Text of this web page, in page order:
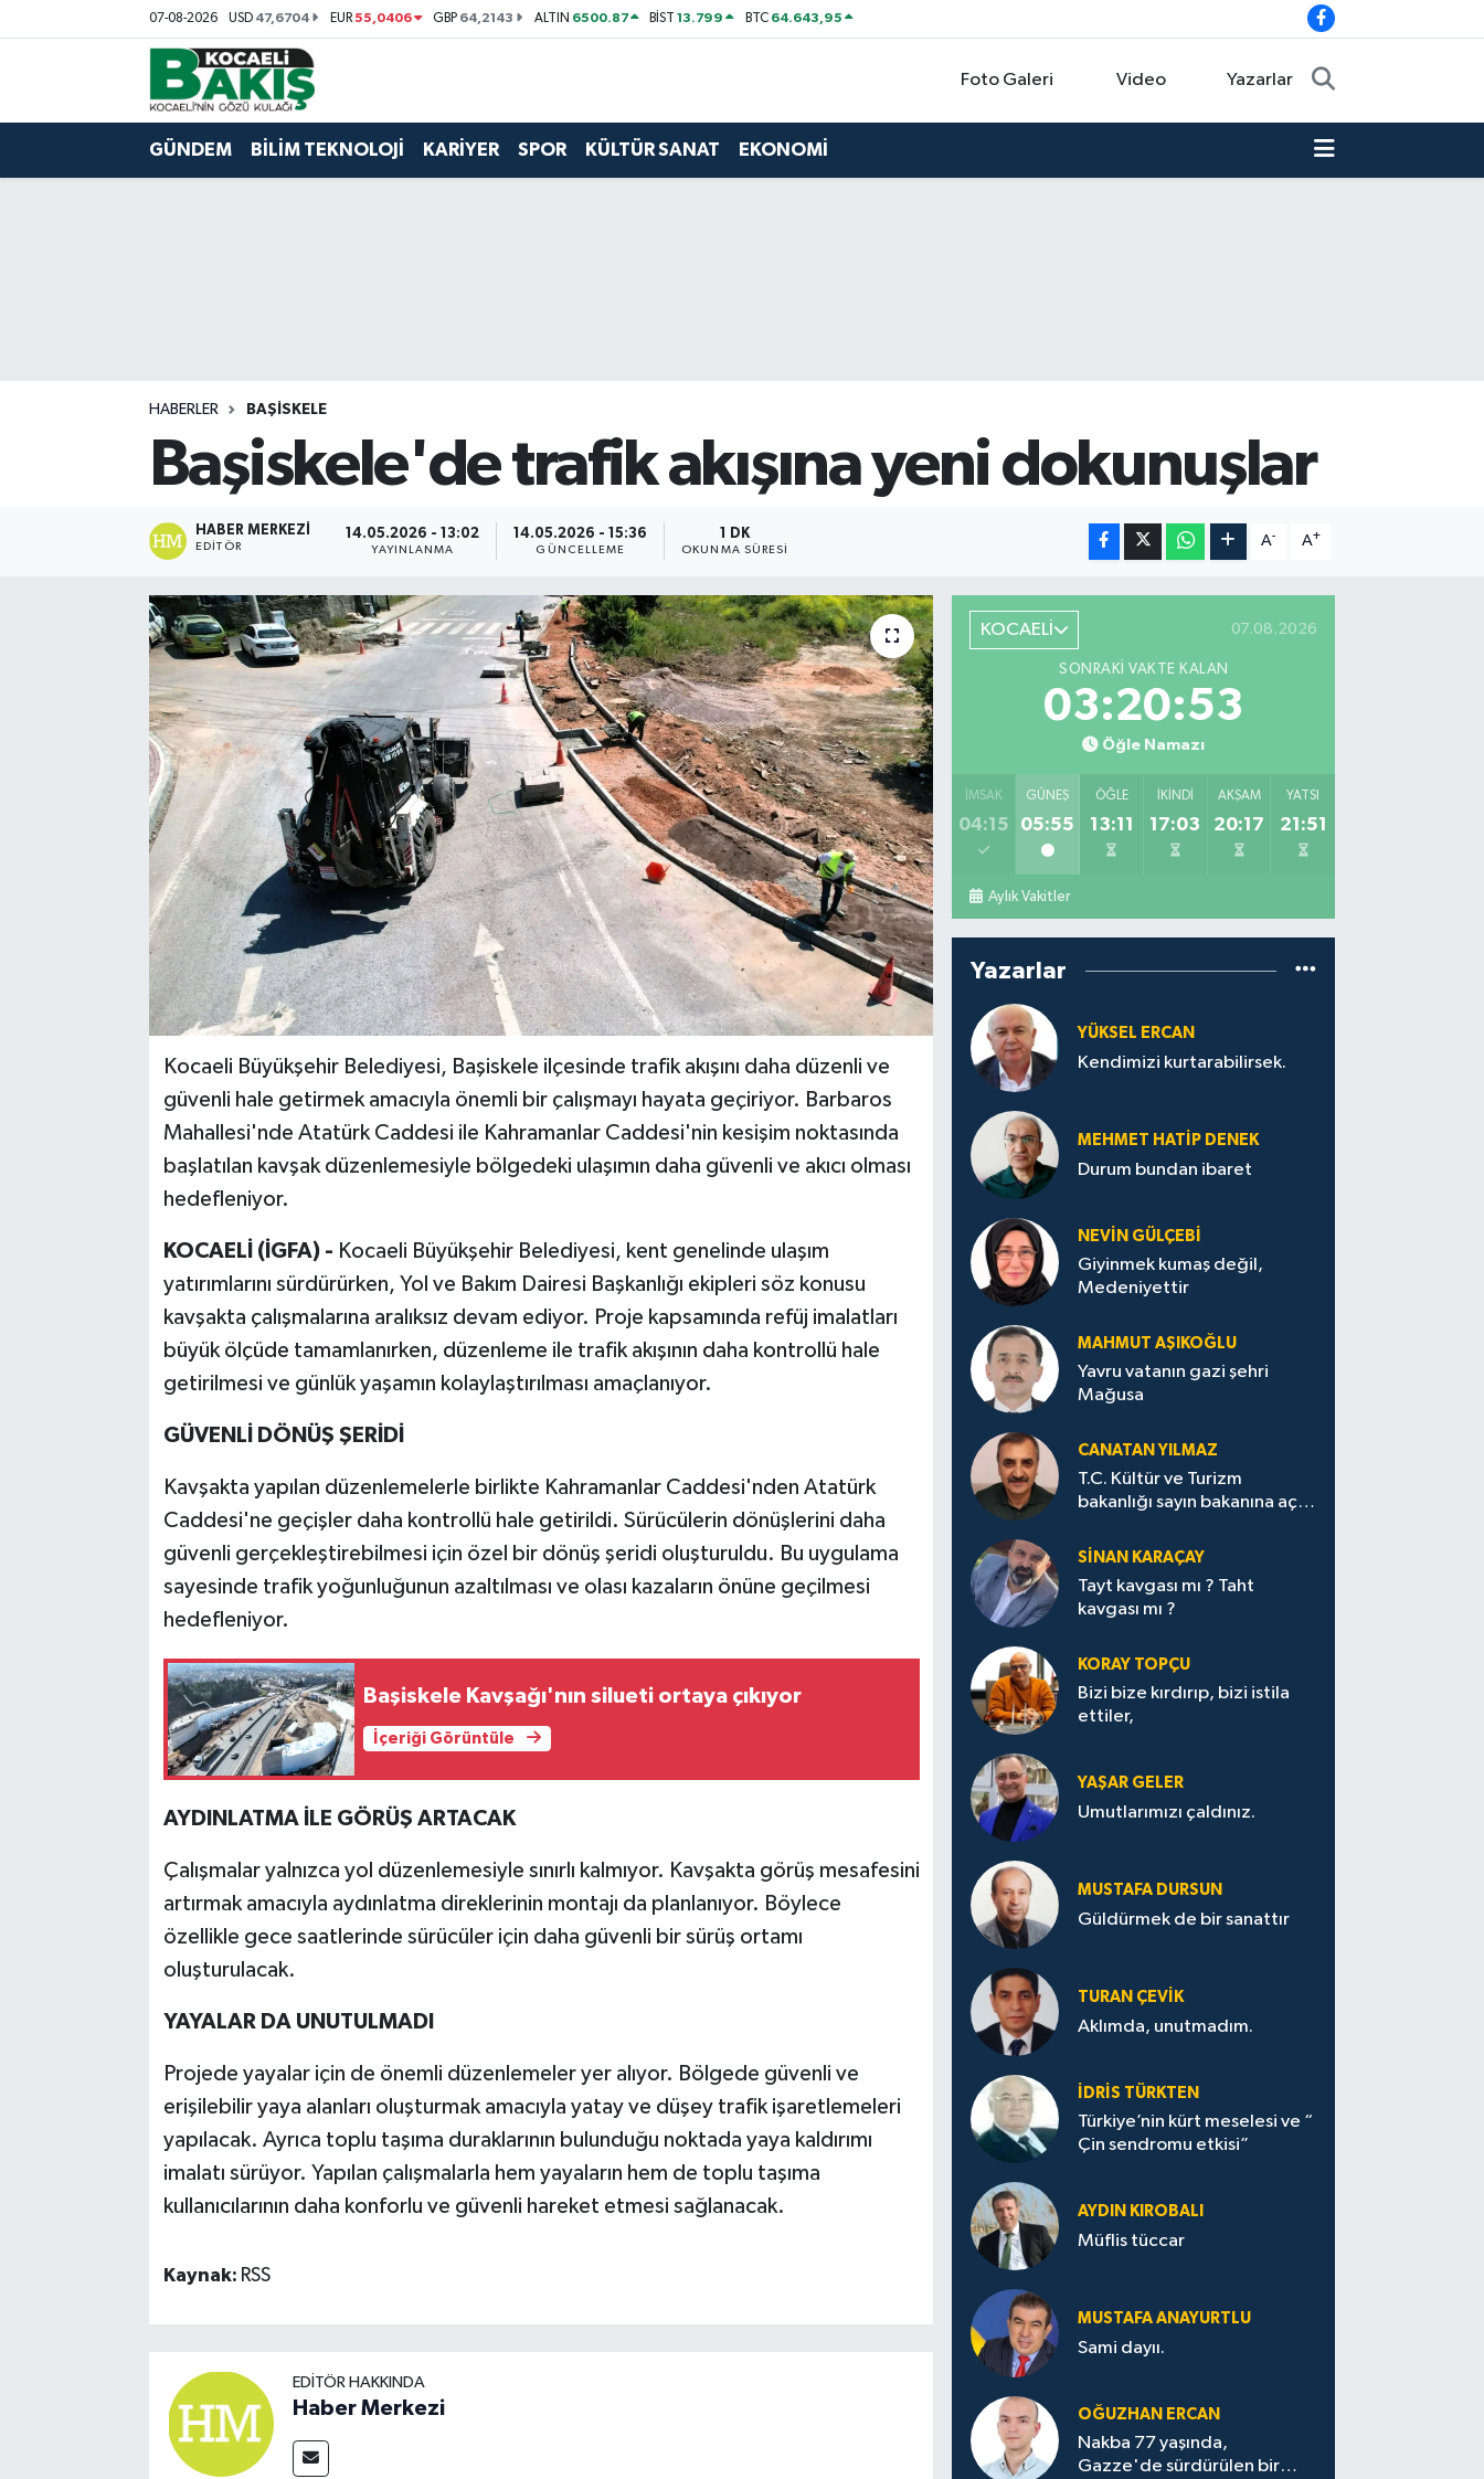
07-08-2026 USD 47,6704 EUR55,0406 GBP 64,2143 ALTIN 6500.87 BİST13.799 BTC 64.643,95
Foto Galeri Video Yazarlar
GÜNDEM BİLİM TEKNOLOJİ KARİYER SPOR KÜLTÜR SANAT EKONOMİ
HABERLER BAŞİSKELE
Başiskele'de trafik akışına yeni dokunuşlar
HABER MERKEZI
EDITÖR
14.05.2026 - 13:02
YAYINLANMA
14.05.2026 - 15:36
GÜNCELLEME
1 DK
OKUNMA SÜRESI
A- A+
Kocaeli Büyükşehir Belediyesi, Başiskele ilçesinde trafik akışını daha düzenli ve
güvenli hale getirmek amacıyla önemli bir çalışmayı hayata geçiriyor. Barbaros
Mahallesi'nde Atatürk Caddesi ile Kahramanlar Caddesi'nin kesişim noktasında
başlatılan kavşak düzenlemesiyle bölgedeki ulaşımın daha güvenli ve akıcı olması
hedefleniyor.
KOCAELİ (İGFA) - Kocaeli Büyükşehir Belediyesi, kent genelinde ulaşım
yatırımlarını sürdürürken, Yol ve Bakım Dairesi Başkanlığı ekipleri söz konusu
kavşakta çalışmalarına aralıksız devam ediyor. Proje kapsamında refüj imalatları
büyük ölçüde tamamlanırken, düzenleme ile trafik akışının daha kontrollü hale
getirilmesi ve günlük yaşamın kolaylaştırılması amaçlanıyor.
GÜVENLİ DÖNÜŞ ŞERİDİ
Kavşakta yapılan düzenlemelerle birlikte Kahramanlar Caddesi'nden Atatürk
Caddesi'ne geçişler daha kontrollü hale getirildi. Sürücülerin dönüşlerini daha
güvenli gerçekleştirebilmesi için özel bir dönüş şeridi oluşturuldu. Bu uygulama
sayesinde trafik yoğunluğunun azaltılması ve olası kazaların önüne geçilmesi
hedefleniyor.
Başiskele Kavşağı'nın silueti ortaya çıkıyor
İçeriği Görüntüle
AYDINLATMA İLE GÖRÜŞ ARTACAK
Çalışmalar yalnızca yol düzenlemesiyle sınırlı kalmıyor. Kavşakta görüş mesafesini
artırmak amacıyla aydınlatma direklerinin montajı da planlanıyor. Böylece
özellikle gece saatlerinde sürücüler için daha güvenli bir sürüş ortamı
oluşturulacak.
YAYALAR DA UNUTULMADI
Projede yayalar için de önemli düzenlemeler yer alıyor. Bölgede güvenli ve
erişilebilir yaya alanları oluşturmak amacıyla yatay ve düşey trafik işaretlemeleri
yapılacak. Ayrıca toplu taşıma duraklarının bulunduğu noktada yaya kaldırımı
imalatı sürüyor. Yapılan çalışmalarla hem yayaların hem de toplu taşıma
kullanıcılarının daha konforlu ve güvenli hareket etmesi sağlanacak.
Kaynak: RSS
EDITÖR HAKKINDA
Haber Merkezi
KOCAELİ 07.08.2026
SONRAKI VAKTE KALAN
03:20:52
Öğle Namazı
İMSAK
04:15
GÜNEŞ
05:55
ÖĞLE
13:11
İKINDI
17:03
AKŞAM
20:17
YATSI
21:51
Aylık Vakitler
Yazarlar
YÜKSEL ERCAN
Kendimizi kurtarabilirsek.
MEHMET HATİP DENEK
Durum bundan ibaret
NEVİN GÜLÇEBİ
Giyinmek kumaş değil,
Medeniyettir
MAHMUT AŞIKOĞLU
Yavru vatanın gazi şehri
Mağusa
CANATAN YILMAZ
T.C. Kültür ve Turizm
bakanlığı sayın bakanına açık
SİNAN KARAÇAY
Tayt kavgası mı ? Taht
kavgası mı ?
KORAY TOPÇU
Bizi bize kırdırıp, bizi istila
ettiler,
YAŞAR GELER
Umutlarımızı çaldınız.
MUSTAFA DURSUN
Güldürmek de bir sanattır
TURAN ÇEVİK
Aklımda, unutmadım.
İDRİS TÜRKTEN
Türkiye’nin kürt meselesi ve “
Çin sendromu etkisi”
AYDIN KIROBALI
Müflis tüccar
MUSTAFA ANAYURTLU
Sami dayıı.
OĞUZHAN ERCAN
Nakba 77 yaşında,
Gazze'de sürdürülen bir
Kocaeli Nöbetçi Eczaneler
Kocaeli Hava Durumu